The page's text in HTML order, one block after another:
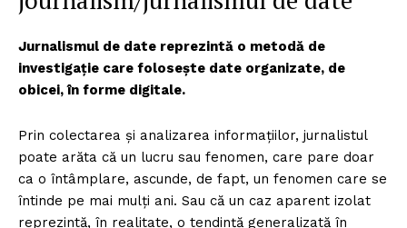
Jurnalismul de date reprezintă o metodă de
investigație care folosește date organizate, de
obicei, în forme digitale.
Prin colectarea și analizarea informațiilor, jurnalistul
poate arăta că un lucru sau fenomen, care pare doar
ca o întâmplare, ascunde, de fapt, un fenomen care se
întinde pe mai mulți ani. Sau că un caz aparent izolat
reprezintă, în realitate, o tendință generalizată în